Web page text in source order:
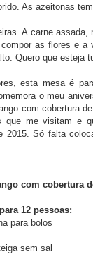
As azeitonas
A carne
as flores e a
Quero que esteja
esta mesa é
o meu
com cobertura
que me visitam e
2015. Só falta
com cobertura
12 pessoas:
para bolos
sem sal